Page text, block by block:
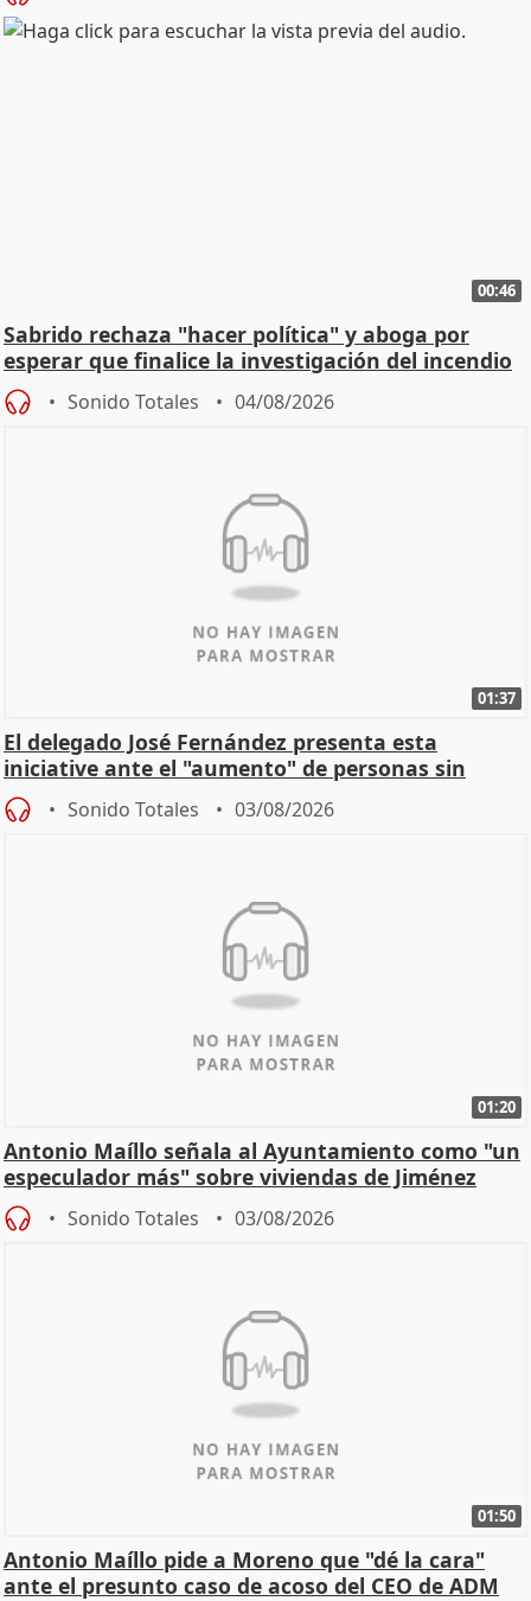
00:46
Sabrido rechaza "hacer política" y aboga por
esperar que finalice la investigación del incendio
Sonido Totales 04/08/2026
01:37
El delegado José Fernández presenta esta
iniciative ante el "aumento" de personas sin
hogar en Madri
Sonido Totales 03/08/2026
01:20
Antonio Maíllo señala al Ayuntamiento como "un
especulador más" sobre viviendas de Jiménez
Becerril
Sonido Totales 03/08/2026
01:50
Antonio Maíllo pide a Moreno que "dé la cara"
ante el presunto caso de acoso del CEO de ADM